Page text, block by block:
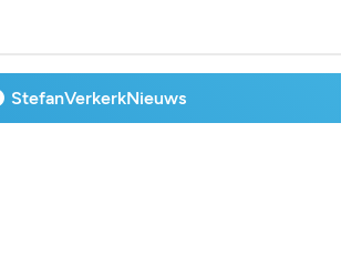
StefanVerkerkNieuws